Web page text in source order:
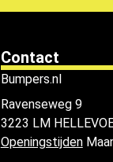
Contact
Bumpers.nl
Ravenseweg 9
3223 LM
Openingstijden